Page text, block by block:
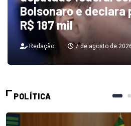
Bolsonaro e declara
R$ 187 mil
Redação 7 de agosto de
POLÍTICA